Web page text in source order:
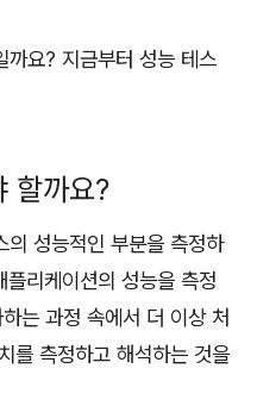
까요? 지금부터 성능 테스
할까요?
의 성능적인 부분을 측정하
리케이션의 성능을 측정
는 과정 속에서 더 이상 처
를 측정하고 해석하는 것을